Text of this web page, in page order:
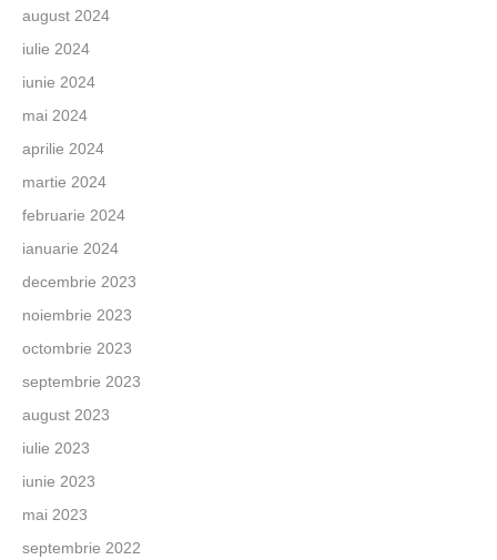
august 2024
iulie 2024
iunie 2024
mai 2024
aprilie 2024
martie 2024
februarie 2024
ianuarie 2024
decembrie 2023
noiembrie 2023
octombrie 2023
septembrie 2023
august 2023
iulie 2023
iunie 2023
mai 2023
septembrie 2022